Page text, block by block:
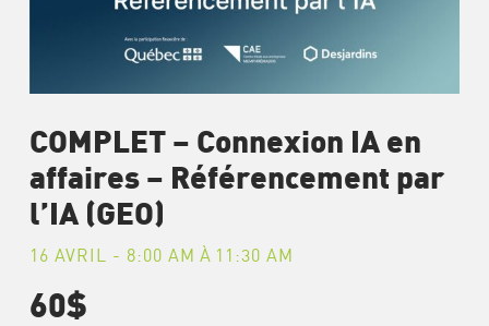
COMPLET – Connexion IA en
affaires – Référencement par
l’IA (GEO)
16 AVRIL - 8:00 AM À 11:30 AM
60$